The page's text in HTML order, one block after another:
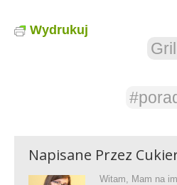
Wydrukuj
Napisane Przez
Witam, Mam na